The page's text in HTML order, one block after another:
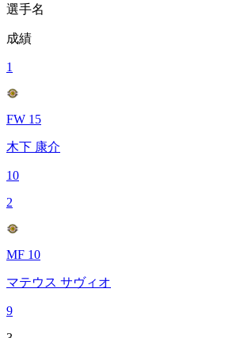
選手名
成績
1
FW 15
木下 康介
10
2
MF 10
マテウス サヴィオ
9